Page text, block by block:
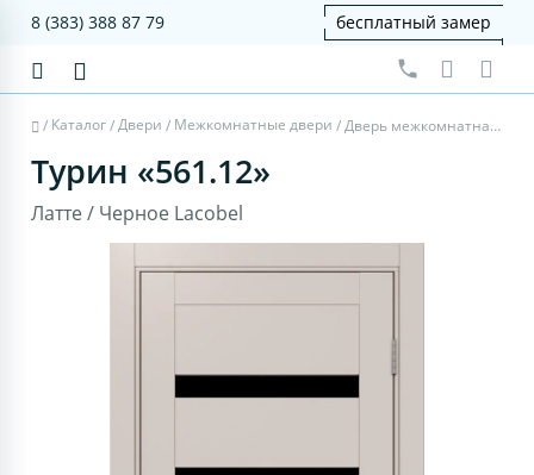
8 (383) 388 87 79 бесплатный замер
/ Каталог/Двери / Межкомнатные двери / Дверь межкомнатная Турин 561.12 - латте, черное lacobel
Турин «561.12»
Латте / Черное Lacobel